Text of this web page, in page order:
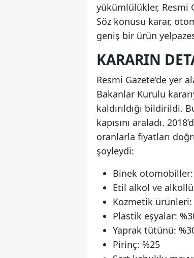
yükümlülükler, Resmi
Söz konusu karar,
geniş bir ürün
KARARIN
Resmi Gazete’de yer
Bakanlar Kurulu
kaldırıldığı bildirildi.
kapısını araladı.
oranlarla fiyatları
şöyleydi:
Binek otomobiller:
Etil alkol ve
Kozmetik ürünleri:
Plastik eşyalar:
Yaprak tütünü:
Pirinç: %25